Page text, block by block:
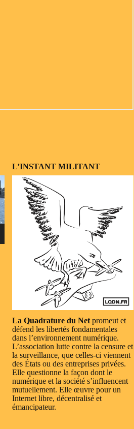
L’INSTANT MILITANT
La Quadrature du Net promeut et
défend les libertés fondamentales
dans l’environnement numérique.
L’association lutte contre la censure et
la surveillance, que celles-ci viennent
des États ou des entreprises privées.
Elle questionne la façon dont le
numérique et la société s’influencent
mutuellement. Elle œuvre pour un
Internet libre, décentralisé et
émancipateur.